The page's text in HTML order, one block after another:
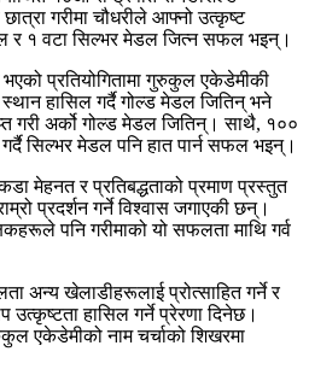
गरीमा चौधरीले आफ्नो उत्कृष्ट
र १ वटा सिल्भर मेडल जित्न सफल भइन्।
भएको प्रतियोगितामा गुरुकुल एकेडेमीकी
स्थान हासिल गर्दै गोल्ड मेडल जितिन् भने
गरी अर्को गोल्ड मेडल जितिन्। साथै, १००
सिल्भर मेडल पनि हात पार्न सफल भइन्।
मेहनत र प्रतिबद्धताको प्रमाण प्रस्तुत
प्रदर्शन गर्ने विश्वास जगाएकी छन्।
पनि गरीमाको यो सफलता माथि गर्व
अन्य खेलाडीहरूलाई प्रोत्साहित गर्ने र
उत्कृष्टता हासिल गर्ने प्रेरणा दिनेछ।
एकेडेमीको नाम चर्चाको शिखरमा